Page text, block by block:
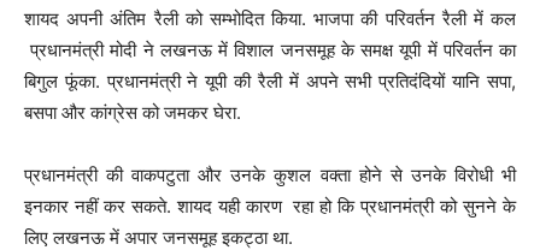
शायद अपनी अंतिम रैली को सम्भोदित किया. भाजपा की परिवर्तन रैली में कल
प्रधानमंत्री मोदी ने लखनऊ में विशाल जनसमूह के समक्ष यूपी में परिवर्तन का
बिगुल फूंका. प्रधानमंत्री ने यूपी की रैली में अपने सभी प्रतिदंदियों यानि सपा,
बसपा और कांग्रेस को जमकर घेरा.
प्रधानमंत्री की वाकपटुता और उनके कुशल वक्ता होने से उनके विरोधी भी
इनकार नहीं कर सकते. शायद यही कारण रहा हो कि प्रधानमंत्री को सुनने के
लिए लखनऊ में अपार जनसमूह इकट्ठा था.